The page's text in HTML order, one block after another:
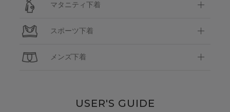
マタニティ下着
スポーツ下着
メンズ下着
USER'S GUIDE